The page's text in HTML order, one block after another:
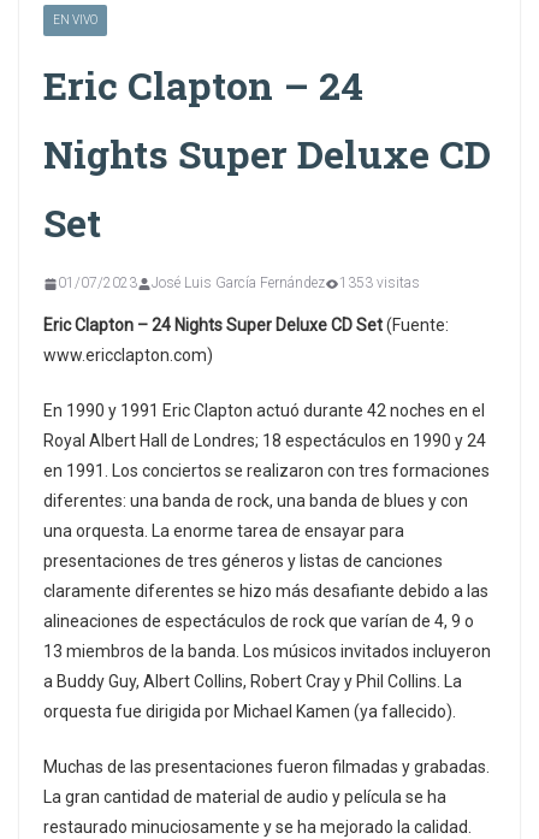
EN VIVO
Eric Clapton – 24
Nights Super Deluxe CD
Set
01/07/2023 José Luis García Fernández 1353 visitas
Eric Clapton – 24 Nights Super Deluxe CD Set(Fuente:
www.ericclapton.com)
En 1990 y 1991 Eric Clapton actuó durante 42 noches en el
Royal Albert Hall de Londres; 18 espectáculos en 1990 y 24
en 1991. Los conciertos se realizaron con tres formaciones
diferentes: una banda de rock, una banda de blues y con
una orquesta. La enorme tarea de ensayar para
presentaciones de tres géneros y listas de canciones
claramente diferentes se hizo más desafiante debido a las
alineaciones de espectáculos de rock que varían de 4, 9 o
13 miembros de la banda. Los músicos invitados incluyeron
a Buddy Guy, Albert Collins, Robert Cray y Phil Collins. La
orquesta fue dirigida por Michael Kamen (ya fallecido).
Muchas de las presentaciones fueron filmadas y grabadas.
La gran cantidad de material de audio y película se ha
restaurado minuciosamente y se ha mejorado la calidad.